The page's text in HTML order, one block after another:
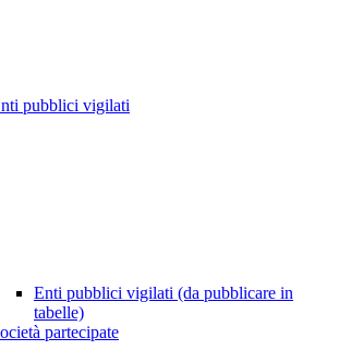
pubblici vigilati
Enti pubblici vigilati (da pubblicare in
tabelle)
partecipate